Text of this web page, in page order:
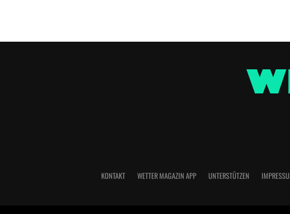
KONTAKT WETTER MAGAZIN APP UNTERSTÜTZEN